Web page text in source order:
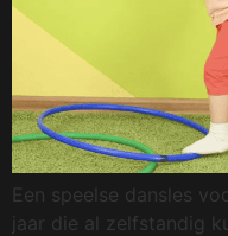
Een speelse dansles
jaar die al zelfstandig